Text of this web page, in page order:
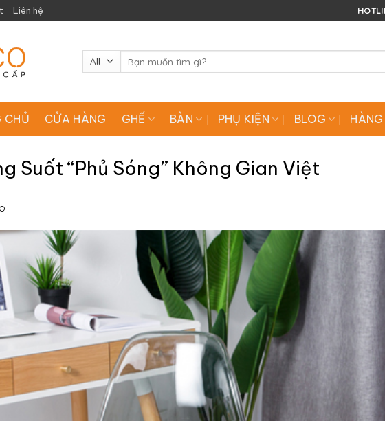
Liên hệ
kiếm:
CHỦ CỬA HÀNG GHẾ BÀN PHỤ KIỆN BLOG
Suốt “Phủ Sóng” Không Gian Việt